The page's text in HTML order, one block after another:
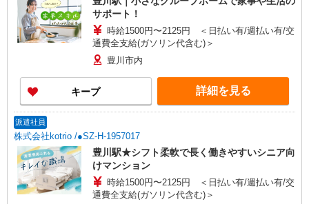
サポート！
時給1500円〜2125円 ＜日払い有/週払い有/交
通費全支給(ガソリン代含む)＞
豊川市内
キープ 詳細を見る
派遣社員
株式会社kotrio /●SZ-H-1957017
豊川駅★シフト柔軟で長く働きやすいシニア向
けマンション
時給1500円〜2125円 ＜日払い有/週払い有/交
通費全支給(ガソリン代含む)＞